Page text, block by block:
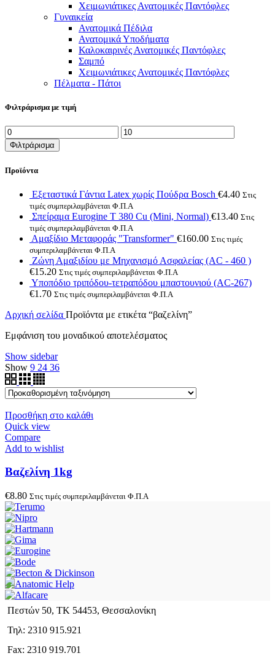
Χειμωνιάτικες Ανατομικές Παντόφλες
Γυναικεία
Ανατομικά Πέδιλα
Ανατομικά Υποδήματα
Καλοκαιρινές Ανατομικές Παντόφλες
Σαμπό
Χειμωνιάτικες Ανατομικές Παντόφλες
Πέλματα - Πάτοι
Φιλτράρισμα με τιμή
Ελάχιστη
τιμή
Μέγιστη
τιμή
Φιλτράρισμα
Προϊόντα
Εξεταστικά Γάντια Latex χωρίς Πούδρα Bosch €4.40 Στις
τιμές συμπεριλαμβάνεται Φ.Π.Α
Σπείραμα Eurogine Τ 380 Cu (Mini, Normal) €13.40 Στις
τιμές συμπεριλαμβάνεται Φ.Π.Α
Αμαξίδιο Μεταφοράς "Transformer" €160.00 Στις τιμές
συμπεριλαμβάνεται Φ.Π.Α
Ζώνη Αμαξιδίου με Μηχανισμό Ασφαλείας (AC - 460 )
€15.20 Στις τιμές συμπεριλαμβάνεται Φ.Π.Α
Υποπόδιο τριπόδου-τετραπόδου μπαστουνιού (AC-267)
€1.70 Στις τιμές συμπεριλαμβάνεται Φ.Π.Α
Αρχική σελίδα Προϊόντα με ετικέτα “βαζελίνη”
Εμφάνιση του μοναδικού αποτελέσματος
Show sidebar
Show 9 24 36
Προσθήκη στο καλάθι
Quick view
Compare
Add to wishlist
Βαζελίνη 1kg
€8.80 Στις τιμές συμπεριλαμβάνεται Φ.Π.Α
Πεστών 50, ΤΚ 54453, Θεσσαλονίκη
Τηλ: 2310 915.921
Fax: 2310 919.701